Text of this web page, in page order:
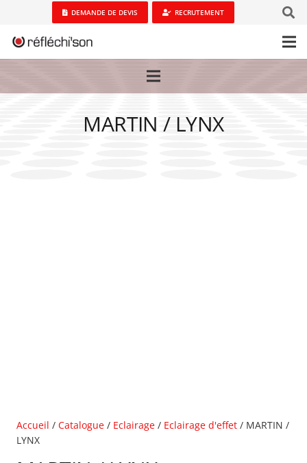
DEMANDE DE DEVIS RECRUTEMENT
MARTIN / LYNX
Accueil / Catalogue / Eclairage / Eclairage d'effet / MARTIN /
LYNX